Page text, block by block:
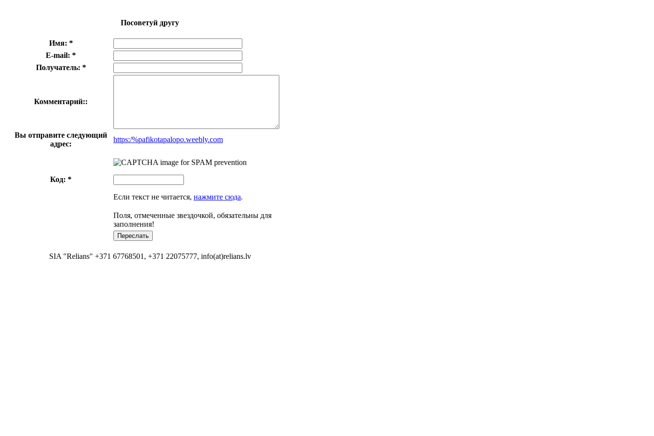
Посоветуй другу
Имя: *
E-mail: *
Получатель: *
Комментарий::
Вы отправите следующий
адрес:
https:/%pafikotapalopo.weebly.com
Код: *
Если текст не читается, нажмите сюда.
Поля, отмеченные звездочкой, обязательны для
заполнения!
SIA "Relians" +371 67768501, +371 22075777, info(at)relians.lv